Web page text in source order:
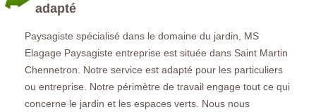
adapté
Paysagiste spécialisé dans le domaine du jardin, MS
Elagage Paysagiste entreprise est située dans Saint Martin
Chennetron. Notre service est adapté pour les particuliers
ou entreprise. Notre périmètre de travail engage tout ce qui
concerne le jardin et les espaces verts. Nous nous